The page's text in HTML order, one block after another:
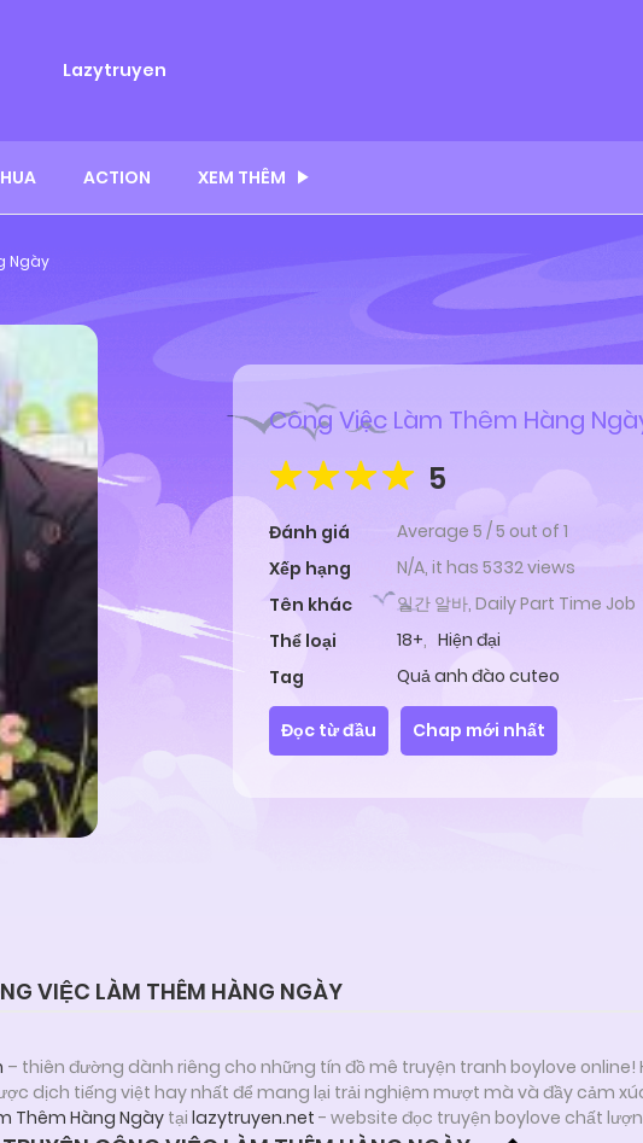
Lazytruyen
ACTION XEM THÊM
Ngày
Công Việc Làm Thêm Hàng
5
Đánh giá Average 5 /5 out of 1
Xếp hạng
N/A, it has 5332 views
Tên khác
일간 알바, Daily Part Time Job
Thể loại
18+, Hiện đại
Tag
Quả anh đào cuteo
Đọc từ đầu Chap mới nhất
VIỆC LÀM THÊM HÀNG NGÀY
– thiên đường dành riêng cho những tín đồ mê truyện tranh boylove
dịch tiếng việt hay nhất để mang lại trải nghiệm mượt mà và đầy cảm
Thêm Hàng Ngàytại lazytruyen.net - website đọc truyện boylove chất